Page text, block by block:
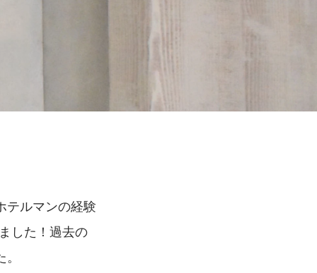
テルマンの経験
した！過去の